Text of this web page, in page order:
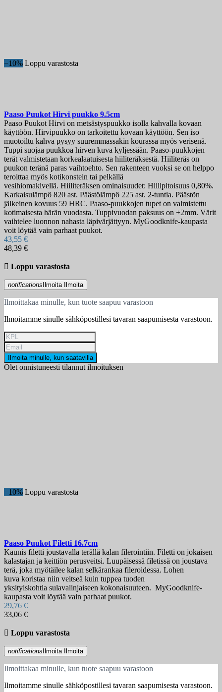
−10% Loppu varastosta
Paaso Puukot Hirvi puukko 9.5cm
Paaso Puukot Hirvi on metsästyspuukko isolla kahvalla kovaan
käyttöön. Hirvipuukko on tarkoitettu kovaan käyttöön. Sen iso
muotoiltu kahva pysyy suuremmassakin kourassa myös verisenä.
Tuppi suojaa puukkoa hirven kuva kyljessään. Paaso-puukkojen
terät valmistetaan korkealaatuisesta hiiliteräksestä. Hiiliteräs on
puukon teränä paras vaihtoehto. Sen rakenteen vuoksi se on helppo
teroittaa myös kotikonstein tai pelkällä
vesihiomakivellä. Hiiliteräksen ominaisuudet: Hiilipitoisuus 0,80%.
Karkaisulämpö 820 ast. Päästölämpö 225 ast. 2-tuntia. Päästön
jälkeinen kovuus 59 HRC. Paaso-puukkojen tupet on valmistettu
kotimaisesta härän vuodasta. Tuppivuodan paksuus on +2mm. Värit
vaihtelee luonnon nahasta läpivärjättyyn. MyGoodknife-kaupasta
voit löytää vain parhaat puukot.
43,55 €
48,39 €
 Loppu varastosta
notifications Ilmoita Ilmoita
Ilmoittakaa minulle, kun tuote saapuu varastoon
Ilmoitamme sinulle sähköpostillesi tavaran saapumisesta varastoon.
Ilmoita minulle, kun saatavilla
Olet onnistuneesti tilannut ilmoituksen
−10% Loppu varastosta
Paaso Puukot Filetti 16.7cm
Kaunis filetti joustavalla terällä kalan filerointiin. Filetti on jokaisen
kalastajan ja keittiön perusveitsi. Luupäisessä filetissä on joustava
terä, joka myötäilee kalan selkärankaa fileroidessa. Lohen
kuva koristaa niin veitseä kuin tuppea tuoden
yksityiskohtia sulavalinjaiseen kokonaisuuteen. MyGoodknife-
kaupasta voit löytää vain parhaat puukot.
29,76 €
33,06 €
 Loppu varastosta
notifications Ilmoita Ilmoita
Ilmoittakaa minulle, kun tuote saapuu varastoon
Ilmoitamme sinulle sähköpostillesi tavaran saapumisesta varastoon.